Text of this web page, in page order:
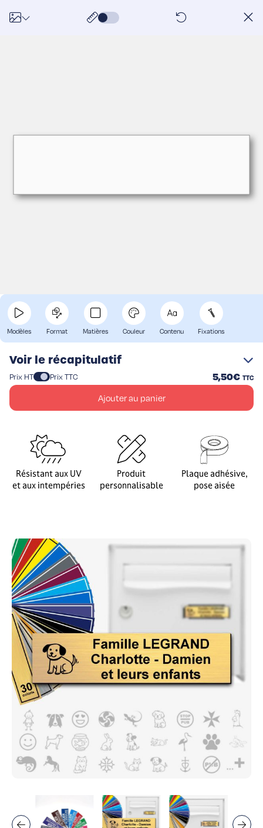
Plaque de boîte aux lettres
Référence :PLAQUE-BAL
Concevez et personnalisez votre plaque pour boîte aux
lettres en ligne en quelques clics. Gravée au laser,
imputrescible et garantie longue tenue en extérieur, cette
plaque pour la boite aux lettres est résistante aux UV et
intempéries : les couleurs ne s'effacent pas, ne ternissent
pas. La plaque peut se glisser dans le porte-nom ou se coller
en façade à l'endroit de votre choix.
Résistant aux UV
et aux intempéries
Produit
personnalisable
Plaque adhésive,
pose aisée
Voir le récapitulatif
5,50€ TTC
Prix HT Prix TTC
Ajouter au panier
Modèles Format Matières Couleur Contenu Fixations
réinitialiser ma